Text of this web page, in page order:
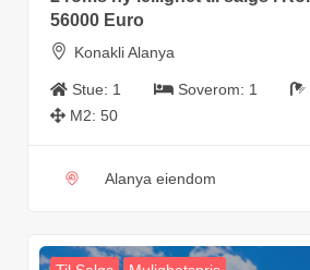
56000 Euro
Konakli Alanya
Stue: 1 Soverom: 1
M2: 50
Alanya eiendom